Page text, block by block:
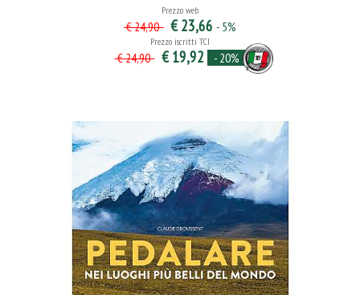
Prezzo web
€ 24,90 € 23,66 - 5%
Prezzo iscritti TCI
€ 24,90 € 19,92 - 20%